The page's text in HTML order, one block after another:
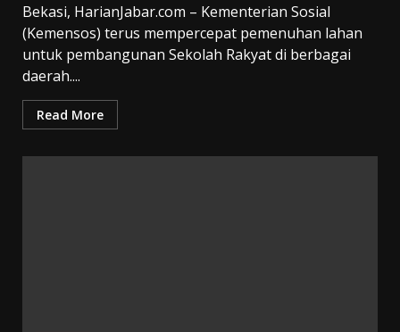
Bekasi, HarianJabar.com – Kementerian Sosial
(Kemensos) terus mempercepat pemenuhan lahan
untuk pembangunan Sekolah Rakyat di berbagai
daerah....
Read More